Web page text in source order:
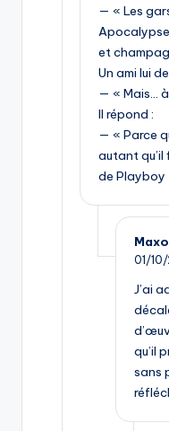
— « Les
et
Un ami lui
— « Mais…
Il répond :
— « Parce
autant qu’il
de Playboy
01/
J’ai
qu’il
sans